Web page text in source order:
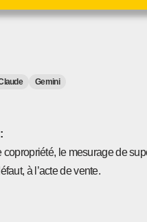
Gemini
copropriété, le mesurage de
à l’acte de vente.